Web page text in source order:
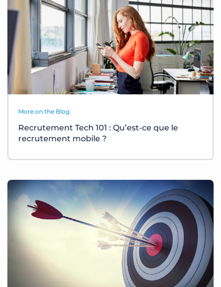
More on the Blog
Recrutement Tech 101 : Qu’est-ce que le
recrutement mobile ?